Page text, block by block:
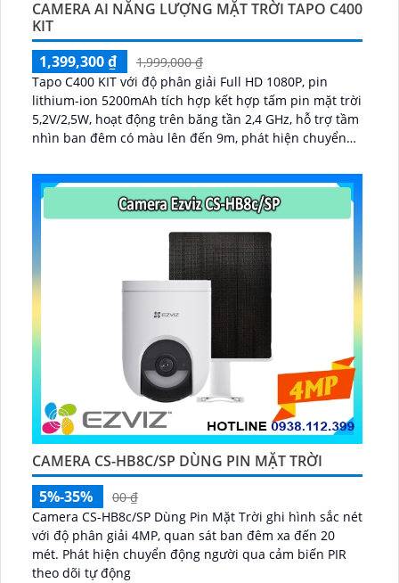
CAMERA AI NĂNG LƯỢNG MẶT TRỜI TAPO C400
KIT
1,399,300 ₫
1,999,000 ₫
Tapo C400 KIT với độ phân giải Full HD 1080P, pin
lithium-ion 5200mAh tích hợp kết hợp tấm pin mặt trời
5,2V/2,5W, hoạt động trên băng tần 2,4 GHz, hỗ trợ tầm
nhìn ban đêm có màu lên đến 9m, phát hiện chuyển
qua thẻ microSD lên đến 512GB
CAMERA CS-HB8C/SP DÙNG PIN MẶT TRỜI
5%-35%
00 ₫
Camera CS-HB8c/SP Dùng Pin Mặt Trời ghi hình sắc nét
với độ phân giải 4MP, quan sát ban đêm xa đến 20
mét. Phát hiện chuyển động người qua cảm biến PIR
theo dõi tự động